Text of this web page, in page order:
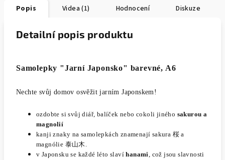
Popis Videa (1) Hodnocení Diskuze
Detailní popis produktu
Samolepky "Jarní Japonsko" barevné, A6
Nechte svůj domov osvěžit jarním Japonskem!
ozdobte si svůj diář, balíček nebo cokoli jiného sakurou a
magnolií
kanji znaky na samolepkách znamenají sakura 桜 a
magnólie 泰山木.
v Japonsku se každé léto slavíhanami, což jsou slavnosti